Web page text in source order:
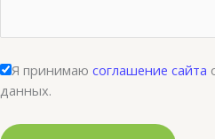
Я принимаю соглашение сайта
данных.